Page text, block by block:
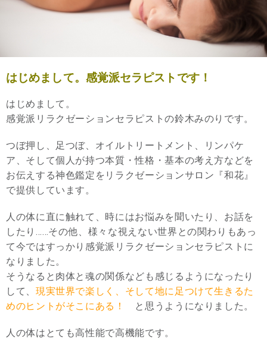
はじめまして。感覚派セラピストです！
はじめまして。
感覚派リラクゼーションセラピストの鈴木みのりです。
つぼ押し、足つぼ、オイルトリートメント、リンパケ
ア、そして個人が持つ本質・性格・基本の考え方などを
お伝えする神色鑑定をリラクゼーションサロン『和花』
で提供しています。
人の体に直に触れて、時にはお悩みを聞いたり、お話を
したり……その他、様々な視えない世界との関わりもあっ
て今ではすっかり感覚派リラクゼーションセラピストに
なりました。
そうなると肉体と魂の関係なども感じるようになったり
して、 現実世界で楽しく、そして地に足つけて生きるた
めのヒントがそこにある！
と思うようになりました。
人の体はとても高性能で高機能です。